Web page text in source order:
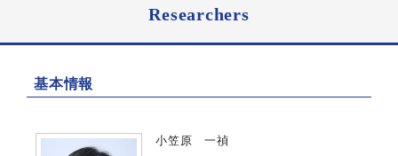
Researchers
基本情報
小笠原 一禎